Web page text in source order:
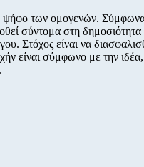
ψήφο των ομογενών.
σύντομα στη δημοσιότητα
Στόχος είναι να
είναι σύμφωνο με την ιδέα,